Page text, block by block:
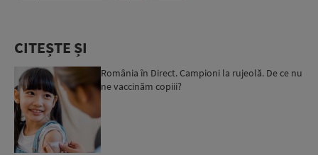
CITEȘTE ȘI
România în Direct. Campioni la rujeolă. De ce nu
ne vaccinăm copiii?